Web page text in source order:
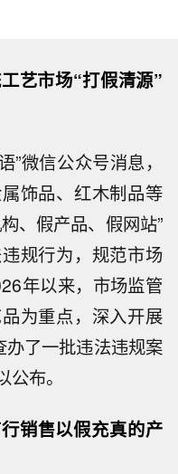
艺市场“打假清源”
微信公众号消息，
饰品、红木制品等
、假产品、假网站”
规行为，规范市场
年以来，市场监管
为重点，深入开展
办了一批违法违规案
布。
销售以假充真的产